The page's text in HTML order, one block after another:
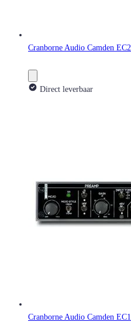
Cranborne Audio Camden EC2
Direct leverbaar
Cranborne Audio Camden EC1